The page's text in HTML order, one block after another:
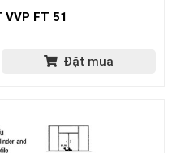
VVP FT 51
Đặt mua